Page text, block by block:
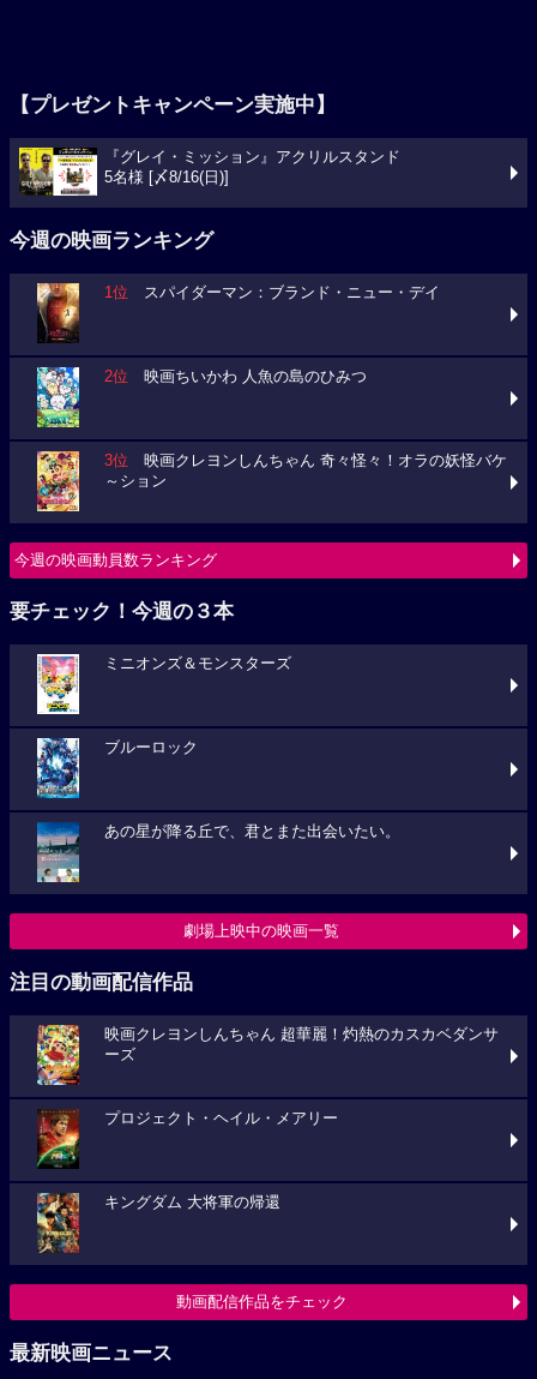
【プレゼントキャンペーン実施中】
『グレイ・ミッション』アクリルスタンド
5名様 [〆8/16(日)]
今週の映画ランキング
1位 スパイダーマン：ブランド・ニュー・デイ
2位 映画ちいかわ 人魚の島のひみつ
3位 映画クレヨンしんちゃん 奇々怪々！オラの妖怪バケ
～ション
今週の映画動員数ランキング
要チェック！今週の３本
ミニオンズ＆モンスターズ
ブルーロック
あの星が降る丘で、君とまた出会いたい。
劇場上映中の映画一覧
注目の動画配信作品
映画クレヨンしんちゃん 超華麗！灼熱のカスカベダンサ
ーズ
プロジェクト・ヘイル・メアリー
キングダム 大将軍の帰還
動画配信作品をチェック
最新映画ニュース